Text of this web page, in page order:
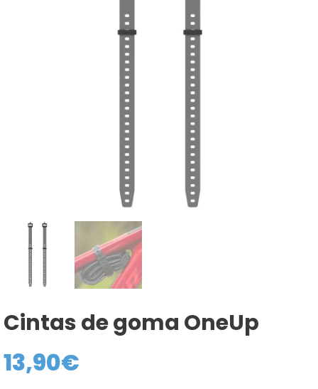
Cintas de goma OneUp
13,90€